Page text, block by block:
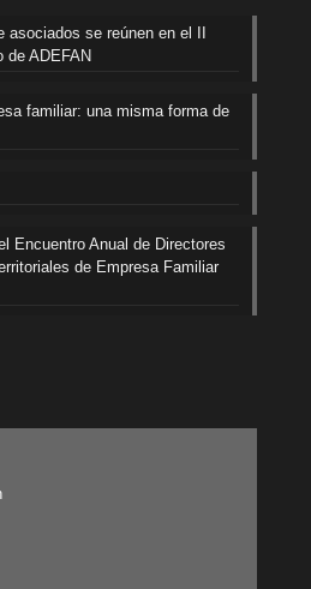
asociados se reúnen en el II
de ADEFAN
familiar: una misma forma de
Encuentro Anual de Directores
de Empresa Familiar